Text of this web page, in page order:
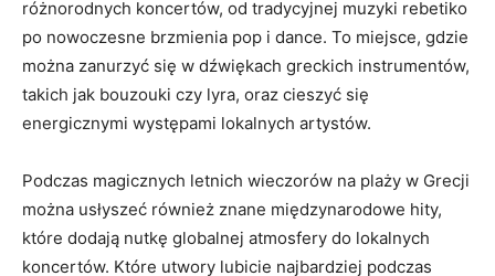
różnorodnych koncertów, od tradycyjnej muzyki rebetiko
po nowoczesne brzmienia pop i dance. To ⁣miejsce, gdzie
można zanurzyć się w ​dźwiękach greckich instrumentów,
takich jak‍ bouzouki czy lyra, ​oraz cieszyć ‌się
energicznymi występami lokalnych artystów.
Podczas magicznych letnich wieczorów na plaży w Grecji
można usłyszeć ⁣również znane międzynarodowe hity,
które dodają nutkę globalnej atmosfery do lokalnych
koncertów. Które utwory ‌lubicie najbardziej podczas